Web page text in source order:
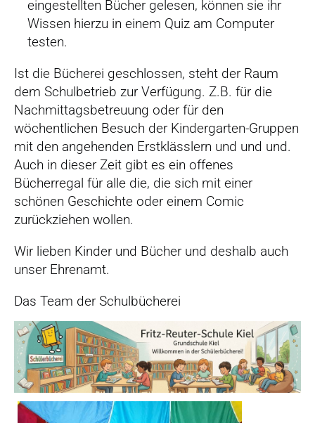
eingestellten Bücher gelesen, können sie ihr
Wissen hierzu in einem Quiz am Computer
testen.
Ist die Bücherei geschlossen, steht der Raum
dem Schulbetrieb zur Verfügung. Z.B. für die
Nachmittagsbetreuung oder für den
wöchentlichen Besuch der Kindergarten-Gruppen
mit den angehenden Erstklässlern und und und.
Auch in dieser Zeit gibt es ein offenes
Bücherregal für alle die, die sich mit einer
schönen Geschichte oder einem Comic
zurückziehen wollen.
Wir lieben Kinder und Bücher und deshalb auch
unser Ehrenamt.
Das Team der Schulbücherei